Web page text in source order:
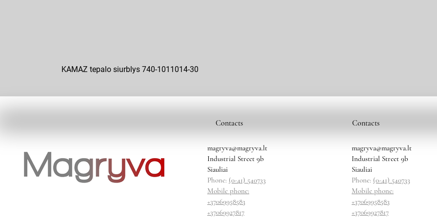
KAMAZ tepalo siurblys 740-1011014-30
Contacts
magryva@magryva.lt
Industrial Street 9b
Siauliai
Phone: (0-41) 540733
Mobile phone:
+37069958583
+37069927817
Contacts
magryva@magryva.lt
Industrial Street 9b
Siauliai
Phone: (0-41) 540733
Mobile phone:
+37069958583
+37069927817